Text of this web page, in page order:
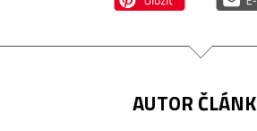
AUTOR